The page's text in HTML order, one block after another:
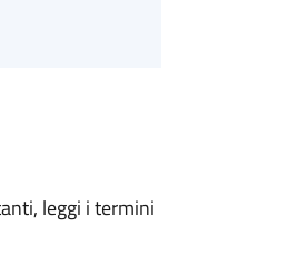
leggi i termini